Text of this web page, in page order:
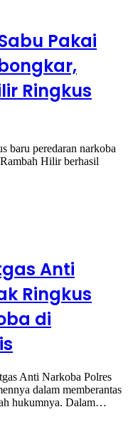
Pakai
Ringkus
baru peredaran narkoba
Hilir berhasil
Anti
Ringkus
di
Anti Narkoba Polres
dalam memberantas
hukumnya. Dalam…